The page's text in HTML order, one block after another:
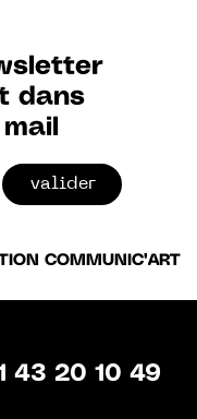
dans
valider
COMMUNIC'ART
43 20 10 49